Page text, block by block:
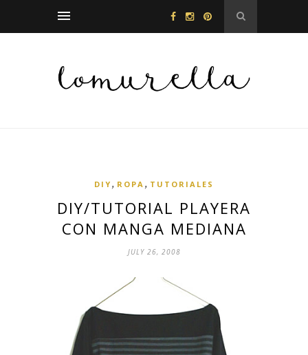
DIY , ROPA , TUTORIALES
DIY/TUTORIAL PLAYERA
CON MANGA MEDIANA
JULY 26, 2008